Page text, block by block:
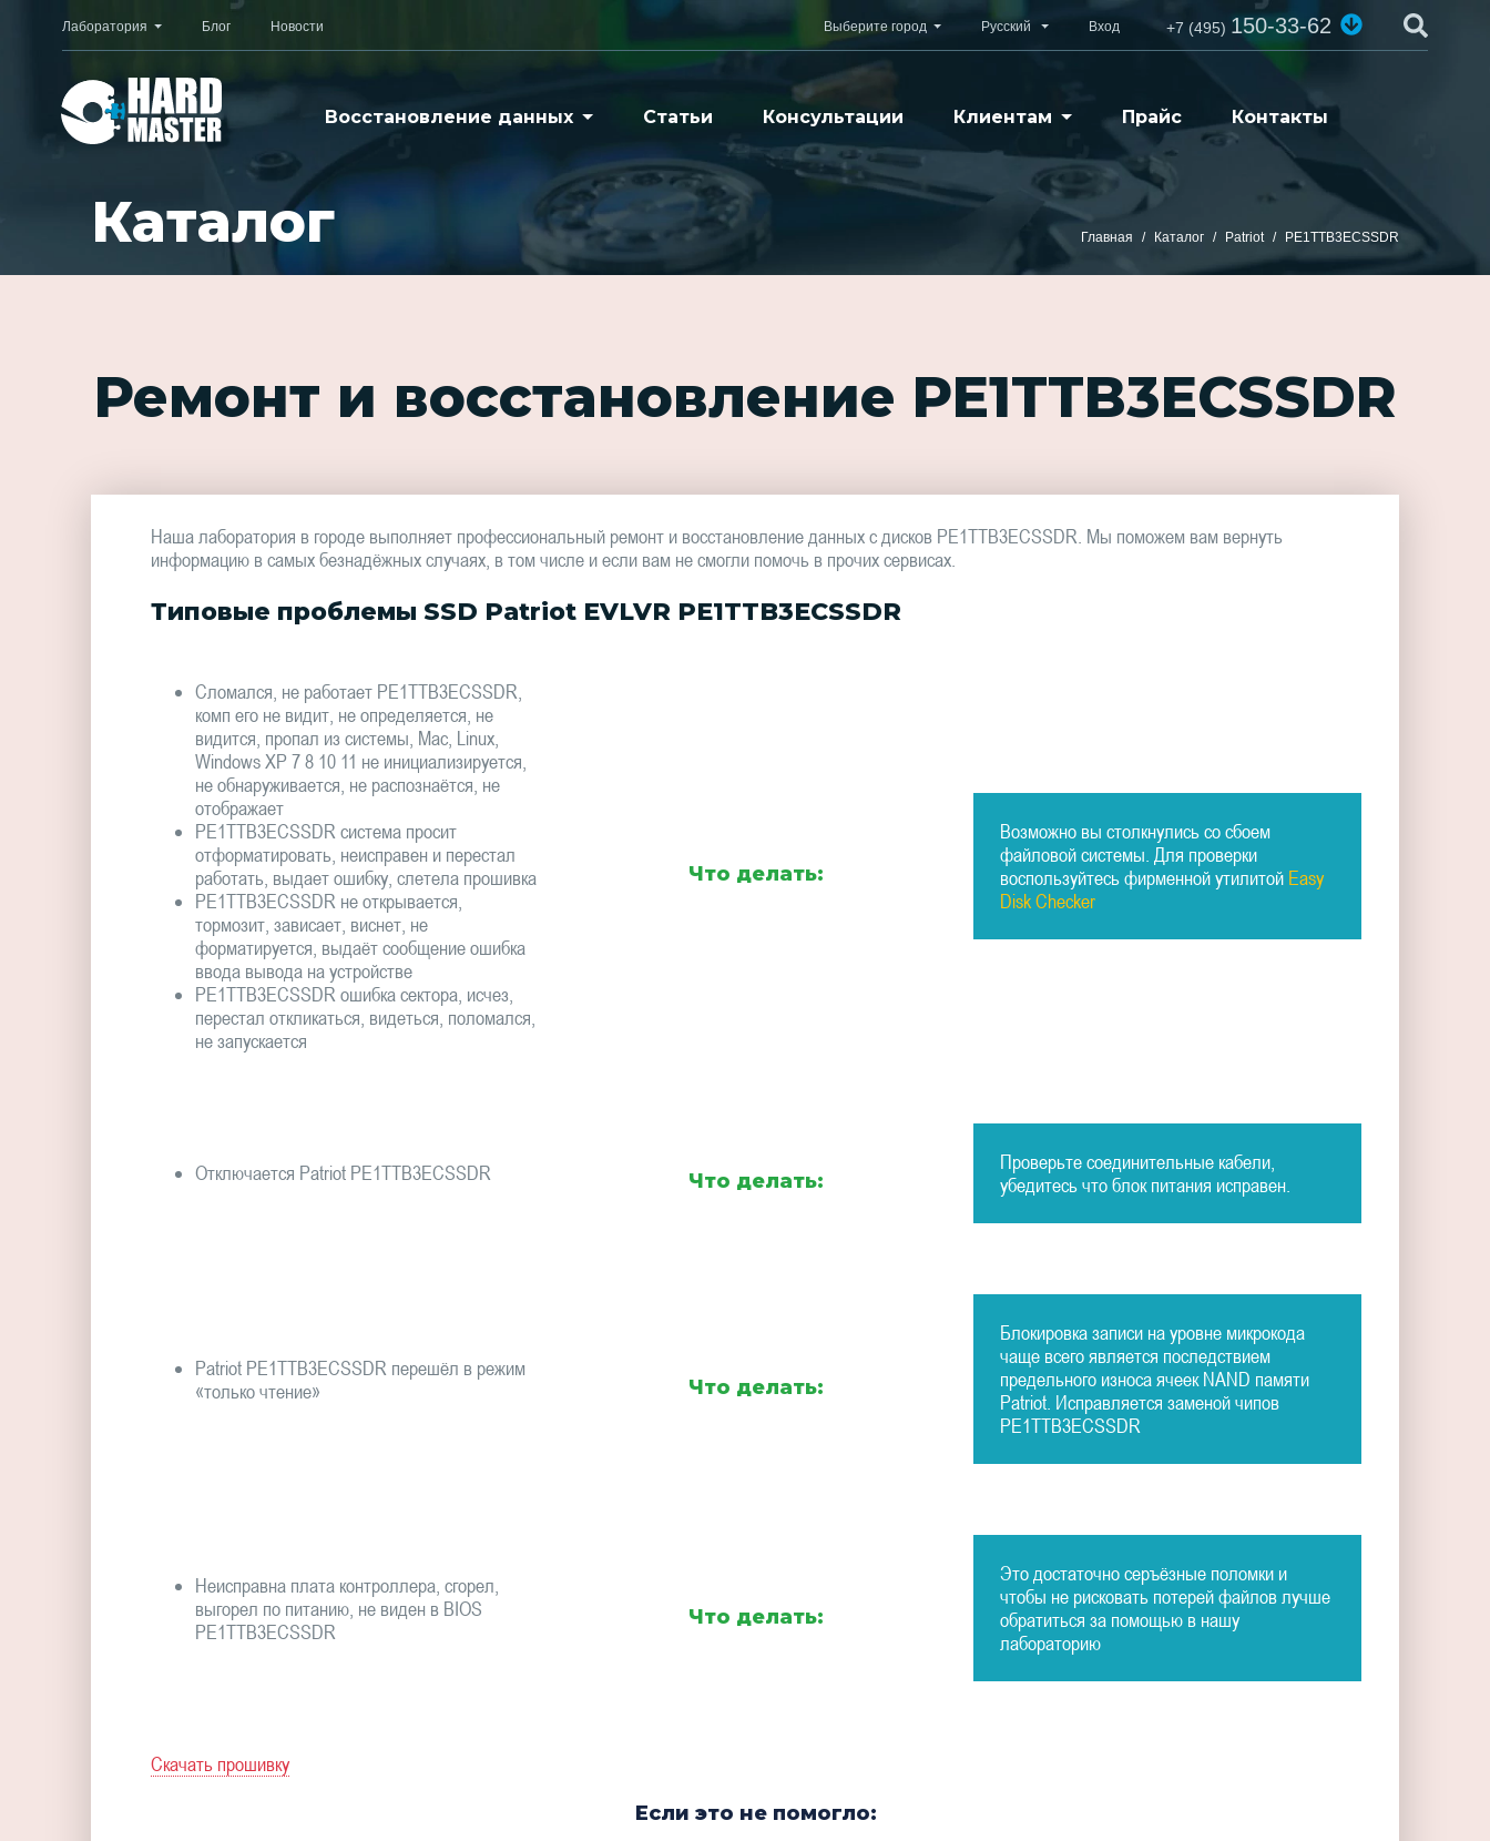
Восстановление данных Статьи Консультации Клиентам Прайс Контакты
Лаборатория Блог Новости Выберите город Русский Вход +7 (495)150-33-62
Каталог Главная Каталог Patriot PE1TTB3ECSSDR
Ремонт и восстановление PE1TTB3ECSSDR
Наша лаборатория в городе выполняет профессиональный ремонт и восстановление данных с дисков PE1TTB3ECSSDR. Мы поможем вам вернуть
информацию в самых безнадёжных случаях, в том числе и если вам не смогли помочь в прочих сервисах.
Типовые проблемы SSD Patriot EVLVR PE1TTB3ECSSDR
Сломался, не работает PE1TTB3ECSSDR,
комп его не видит, не определяется, не
видится, пропал из системы, Mac, Linux,
Windows XP 7 8 10 11 не инициализируется,
не обнаруживается, не распознаётся, не
отображает
PE1TTB3ECSSDR система просит
отформатировать, неисправен и перестал
работать, выдает ошибку, слетела прошивка
PE1TTB3ECSSDR не открывается,
тормозит, зависает, виснет, не
форматируется, выдаёт сообщение ошибка
ввода вывода на устройстве
PE1TTB3ECSSDR ошибка сектора, исчез,
перестал откликаться, видеться, поломался,
не запускается
Что делать:
Возможно вы столкнулись со сбоем
файловой системы. Для проверки
воспользуйтесь фирменной утилитой Easy
Disk Checker
Отключается Patriot PE1TTB3ECSSDR Что делать:
Проверьте соединительные кабели,
убедитесь что блок питания исправен.
Patriot PE1TTB3ECSSDR перешёл в режим
«только чтение»
Что делать:
Блокировка записи на уровне микрокода
чаще всего является последствием
предельного износа ячеек NAND памяти
Patriot. Исправляется заменой чипов
PE1TTB3ECSSDR
Неисправна плата контроллера, сгорел,
выгорел по питанию, не виден в BIOS
PE1TTB3ECSSDR
Что делать:
Это достаточно серъёзные поломки и
чтобы не рисковать потерей файлов лучше
обратиться за помощью в нашу
лабораторию
Скачать прошивку
Если это не помогло: